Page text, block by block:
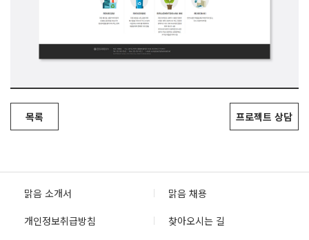
목록 프로젝트 상담
맑음 소개서
맑음 채용
개인정보취급방침
찾아오시는 길